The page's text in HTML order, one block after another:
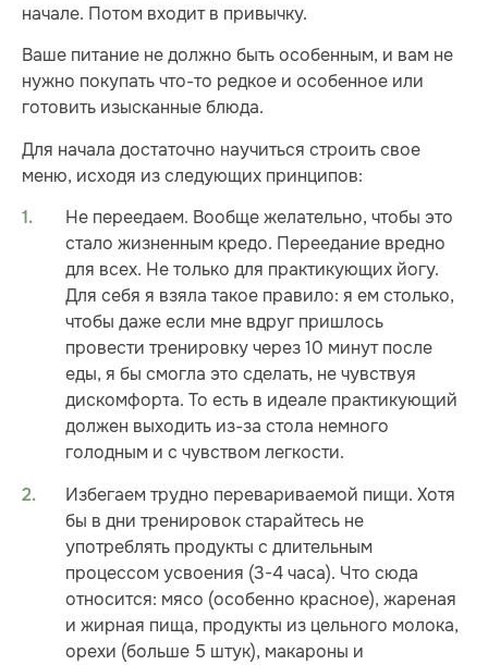
начале. Потом входит в привычку.
Ваше питание не должно быть особенным, и вам не
нужно покупать что-то редкое и особенное или
готовить изысканные блюда.
Для начала достаточно научиться строить свое
меню, исходя из следующих принципов:
Не переедаем. Вообще желательно, чтобы это
стало жизненным кредо. Переедание вредно
для всех. Не только для практикующих йогу.
Для себя я взяла такое правило: я ем столько,
чтобы даже если мне вдруг пришлось
провести тренировку через 10 минут после
еды, я бы смогла это сделать, не чувствуя
дискомфорта. То есть в идеале практикующий
должен выходить из-за стола немного
голодным и с чувством легкости.
Избегаем трудно перевариваемой пищи. Хотя
бы в дни тренировок старайтесь не
употреблять продукты с длительным
процессом усвоения (3-4 часа). Что сюда
относится: мясо (особенно красное), жареная
и жирная пища, продукты из цельного молока,
орехи (больше 5 штук), макароны и